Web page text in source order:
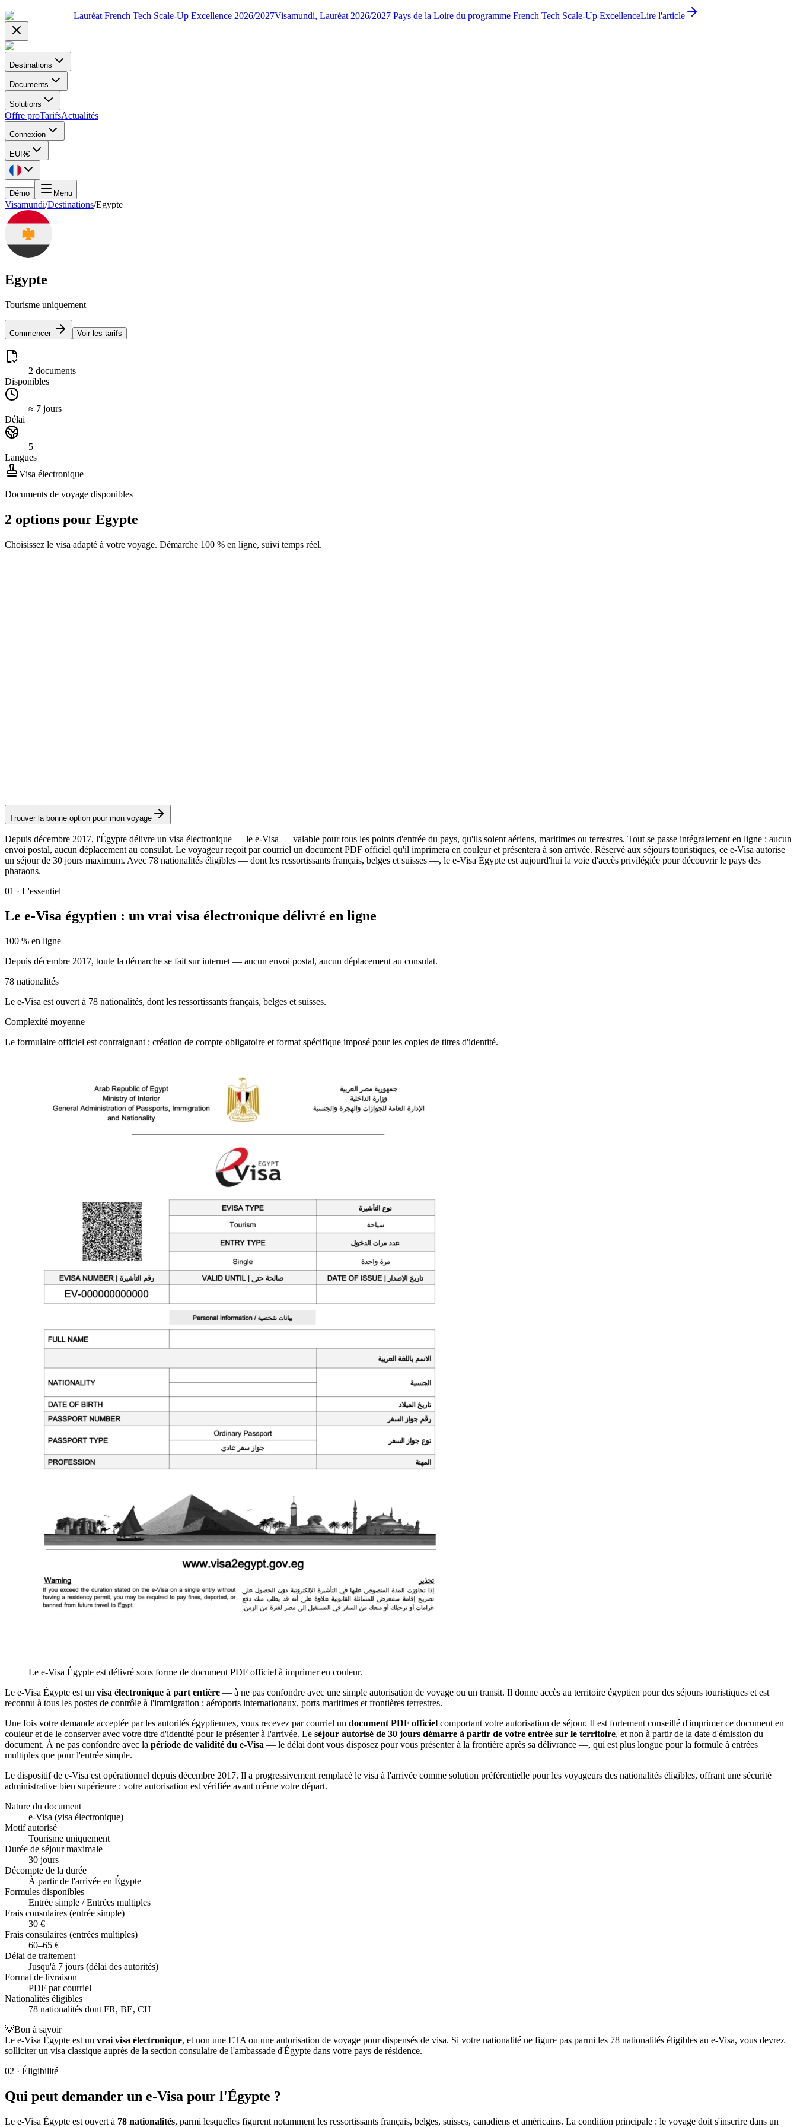
Lauréat French Tech Scale-Up Excellence 2026/2027Visamundi, Lauréat 2026/2027 Pays de la Loire du programme French Tech Scale-Up ExcellenceLire l'article
Destinations
Documents
Solutions
Offre proTarifsActualités
Connexion
EUR€
Démo Menu
Visamundi/Destinations/Egypte
Egypte
Tourisme uniquement
Commencer Voir les tarifs
2 documents
Disponibles
≈ 7 jours
Délai
5
Langues
Visa électronique
Documents de voyage disponibles
2 options pour Egypte
Choisissez le visa adapté à votre voyage. Démarche 100 % en ligne, suivi temps réel.
Trouver la bonne option pour mon voyage
Depuis décembre 2017, l'Égypte délivre un visa électronique — le e-Visa — valable pour tous les points d'entrée du pays, qu'ils soient aériens, maritimes ou terrestres. Tout se passe intégralement en ligne : aucun
envoi postal, aucun déplacement au consulat. Le voyageur reçoit par courriel un document PDF officiel qu'il imprimera en couleur et présentera à son arrivée. Réservé aux séjours touristiques, ce e-Visa autorise
un séjour de 30 jours maximum. Avec 78 nationalités éligibles — dont les ressortissants français, belges et suisses —, le e-Visa Égypte est aujourd'hui la voie d'accès privilégiée pour découvrir le pays des
pharaons.
01 · L'essentiel
Le e-Visa égyptien : un vrai visa électronique délivré en ligne
100 % en ligne
Depuis décembre 2017, toute la démarche se fait sur internet — aucun envoi postal, aucun déplacement au consulat.
78 nationalités
Le e-Visa est ouvert à 78 nationalités, dont les ressortissants français, belges et suisses.
Complexité moyenne
Le formulaire officiel est contraignant : création de compte obligatoire et format spécifique imposé pour les copies de titres d'identité.
Le e-Visa Égypte est délivré sous forme de document PDF officiel à imprimer en couleur.
Le e-Visa Égypte est un visa électronique à part entière — à ne pas confondre avec une simple autorisation de voyage ou un transit. Il donne accès au territoire égyptien pour des séjours touristiques et est
reconnu à tous les postes de contrôle à l'immigration : aéroports internationaux, ports maritimes et frontières terrestres.
Une fois votre demande acceptée par les autorités égyptiennes, vous recevez par courriel un document PDF officiel comportant votre autorisation de séjour. Il est fortement conseillé d'imprimer ce document en
couleur et de le conserver avec votre titre d'identité pour le présenter à l'arrivée. Le séjour autorisé de 30 jours démarre à partir de votre entrée sur le territoire, et non à partir de la date d'émission du
document. À ne pas confondre avec la période de validité du e-Visa — le délai dont vous disposez pour vous présenter à la frontière après sa délivrance —, qui est plus longue pour la formule à entrées
multiples que pour l'entrée simple.
Le dispositif de e-Visa est opérationnel depuis décembre 2017. Il a progressivement remplacé le visa à l'arrivée comme solution préférentielle pour les voyageurs des nationalités éligibles, offrant une sécurité
administrative bien supérieure : votre autorisation est vérifiée avant même votre départ.
Nature du document
e-Visa (visa électronique)
Motif autorisé
Tourisme uniquement
Durée de séjour maximale
30 jours
Décompte de la durée
À partir de l'arrivée en Égypte
Formules disponibles
Entrée simple / Entrées multiples
Frais consulaires (entrée simple)
30 €
Frais consulaires (entrées multiples)
60–65 €
Délai de traitement
Jusqu'à 7 jours (délai des autorités)
Format de livraison
PDF par courriel
Nationalités éligibles
78 nationalités dont FR, BE, CH
💡Bon à savoir
Le e-Visa Égypte est un vrai visa électronique, et non une ETA ou une autorisation de voyage pour dispensés de visa. Si votre nationalité ne figure pas parmi les 78 nationalités éligibles au e-Visa, vous devrez
solliciter un visa classique auprès de la section consulaire de l'ambassade d'Égypte dans votre pays de résidence.
02 · Éligibilité
Qui peut demander un e-Visa pour l'Égypte ?
Le e-Visa Égypte est ouvert à 78 nationalités, parmi lesquelles figurent notamment les ressortissants français, belges, suisses, canadiens et américains. La condition principale : le voyage doit s'inscrire dans un